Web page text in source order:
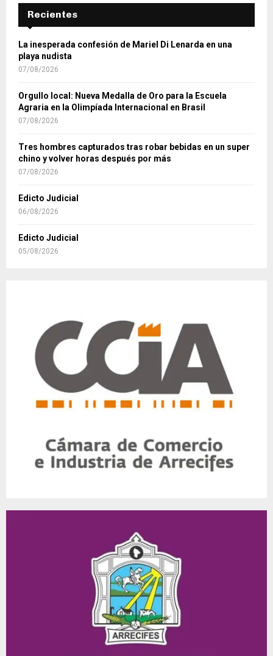
Recientes
La inesperada confesión de Mariel Di Lenarda en una
playa nudista
07/08/2026
Orgullo local: Nueva Medalla de Oro para la Escuela
Agraria en la Olimpíada Internacional en Brasil
07/08/2026
Tres hombres capturados tras robar bebidas en un super
chino y volver horas después por más
07/08/2026
Edicto Judicial
06/08/2026
Edicto Judicial
05/08/2026